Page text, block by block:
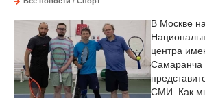
В Москве
центра
Самаранча
СМИ. Как